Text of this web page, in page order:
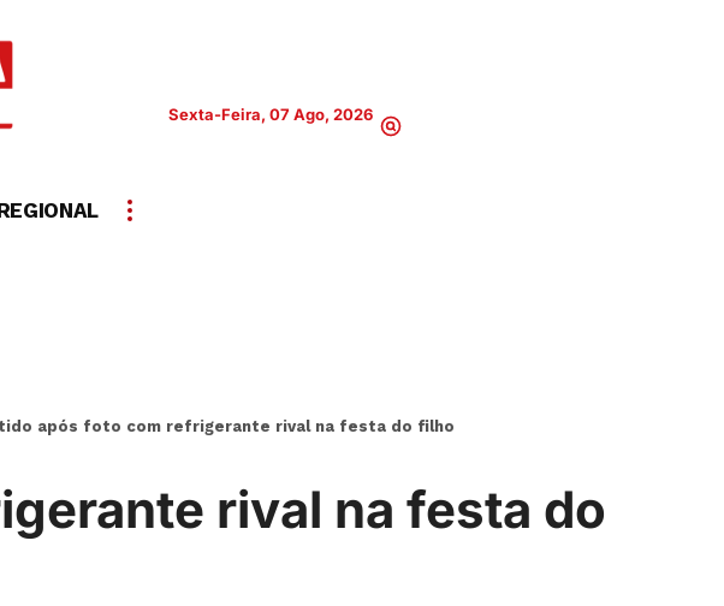
Sexta-Feira, 07 Ago, 2026
após foto com refrigerante rival na festa do filho
rival na festa do